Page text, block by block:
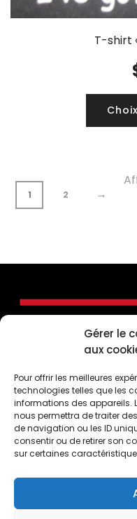
Gérer le
aux
Pour offrir les meilleures
technologies telles que les
informations des appareils.
nous permettra de traiter
de navigation ou les ID
consentir ou de retirer son
sur certaines
T-shirt
1 2 →
1